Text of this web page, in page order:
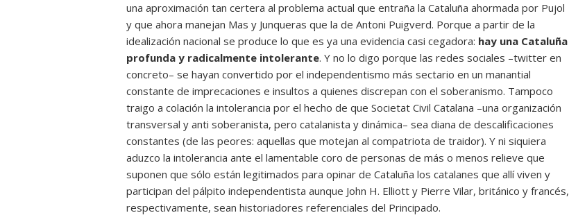
una aproximación tan certera al problema actual que entraña la Cataluña ahormada por Pujol
y que ahora manejan Mas y Junqueras que la de Antoni Puigverd. Porque a partir de la
idealización nacional se produce lo que es ya una evidencia casi cegadora: hay una Cataluña
profunda y radicalmente intolerante. Y no lo digo porque las redes sociales –twitter en
concreto– se hayan convertido por el independentismo más sectario en un manantial
constante de imprecaciones e insultos a quienes discrepan con el soberanismo. Tampoco
traigo a colación la intolerancia por el hecho de que Societat Civil Catalana –una organización
transversal y anti soberanista, pero catalanista y dinámica– sea diana de descalificaciones
constantes (de las peores: aquellas que motejan al compatriota de traidor). Y ni siquiera
aduzco la intolerancia ante el lamentable coro de personas de más o menos relieve que
suponen que sólo están legitimados para opinar de Cataluña los catalanes que allí viven y
participan del pálpito independentista aunque John H. Elliott y Pierre Vilar, británico y francés,
respectivamente, sean historiadores referenciales del Principado.